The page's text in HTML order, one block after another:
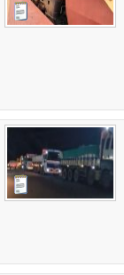
NewsIcon
NewsIcon